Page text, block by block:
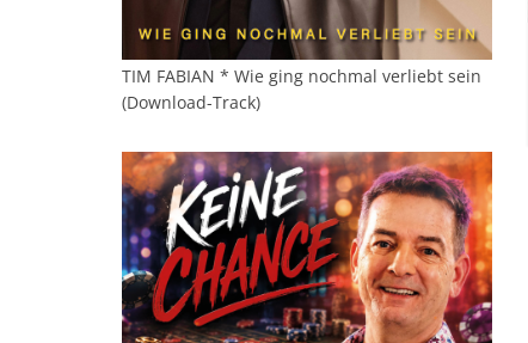
TIM FABIAN * Wie ging nochmal verliebt sein
(Download-Track)